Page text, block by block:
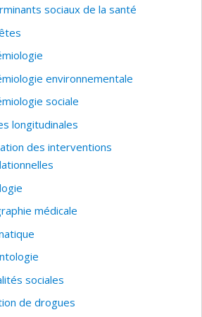
sociaux de la santé
environnementale
sociale
longitudinales
des interventions
médicale
sociales
de drogues